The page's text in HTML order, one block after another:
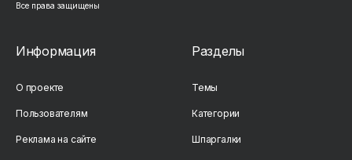
Все права защищены
Информация
О проекте
Пользователям
Реклама на сайте
Разделы
Темы
Категории
Шпаргалки